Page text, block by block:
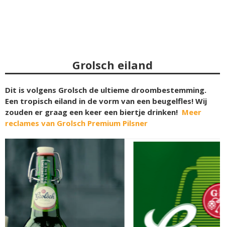
Grolsch eiland
Dit is volgens Grolsch de ultieme droombestemming.
Een tropisch eiland in de vorm van een beugelfles! Wij
zouden er graag een keer een biertje drinken! Meer
reclames van Grolsch Premium Pilsner